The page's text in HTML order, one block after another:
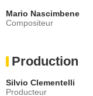
Mario Nascimbene
Compositeur
Production
Silvio Clementelli
Producteur